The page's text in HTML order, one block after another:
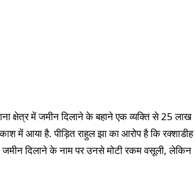
क्षेत्र में जमीन दिलाने के बहाने एक व्यक्ति से 25 लाख
में आया है. पीड़ित राहुल झा का आरोप है कि रक्शाडीह
दिलाने के नाम पर उनसे मोटी रकम वसूली, लेकिन